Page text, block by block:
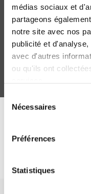
médias sociaux et
partageons
notre site avec nos
publicité et
avec d'autres
ou qu'ils ont
Sélection
Nécessaires
Préférences
Statistiques
Agora débats/
Jeunes sans
Sandra Gaviria, David